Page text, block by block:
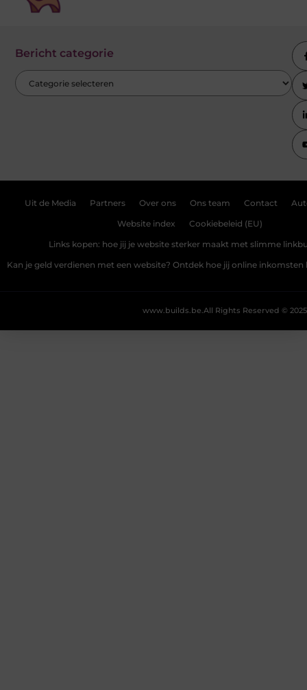
Bericht categorie
Uit de Media Partners Over ons Ons team Contact
Website index Cookiebeleid (EU)
Links kopen: hoe jij je website sterker maakt met slimme
Kan je geld verdienen met een website? Ontdek hoe jij online
All Rights Reserved © 2025
www.builds.be.